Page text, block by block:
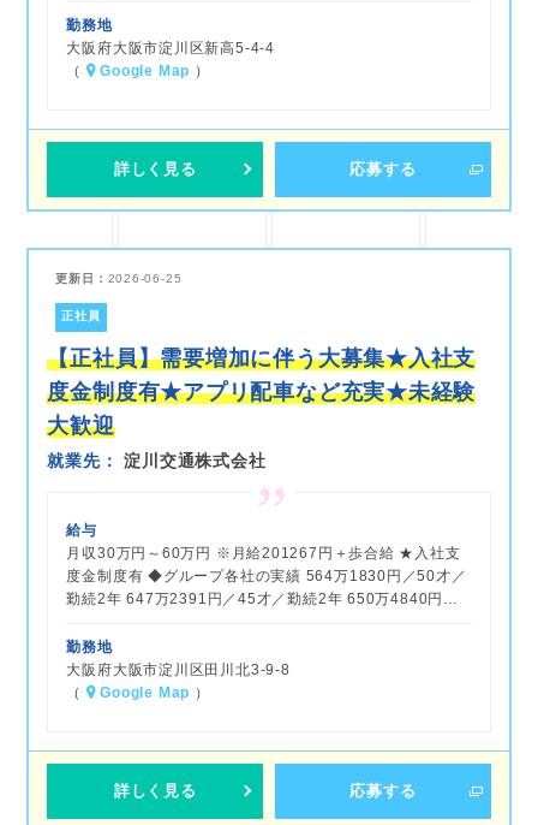
勤務地
大阪府大阪市淀川区新高5-4-4
（
Google Map ）
詳しく見る 応募する
更新日： 2026-06-25
正社員
【正社員】需要増加に伴う大募集★入社支
度金制度有★アプリ配車など充実★未経験
大歓迎
就業先 淀川交通株式会社
給与
月収30万円～60万円 ※月給201267円＋歩合給 ★入社支
度金制度有 ◆グループ各社の実績 564万1830円／50才／
勤続2年 647万2391円／45才／勤続2年 650万4840円…
勤務地
大阪府大阪市淀川区田川北3-9-8
（
Google Map ）
詳しく見る 応募する